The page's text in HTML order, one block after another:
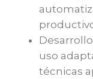
uso
técnicas